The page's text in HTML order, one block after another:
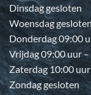
Dinsdag gesloten
Woensdag gesloten
Donderdag 09:00
Vrijdag 09:00 uur
Zaterdag 10:00
Zondag gesloten